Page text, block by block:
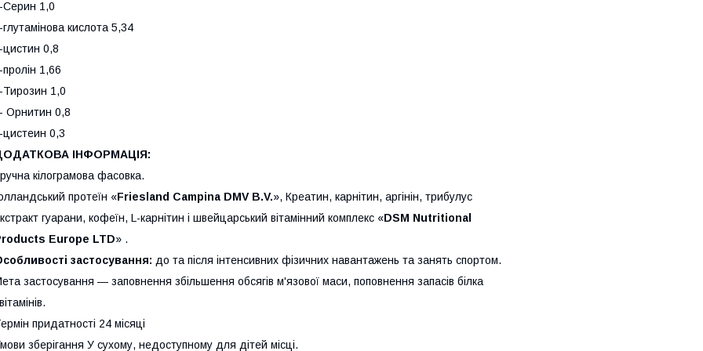
Серин 1,0
глутамінова кислота 5,34
цистин 0,8
пролін 1,66
Тирозин 1,0
Орнитин 0,8
цистеин 0,3
ІНФОРМАЦІЯ:
кілограмова фасовка.
протеїн «Friesland Campina DMV B.V.», Креатин, карнітин, аргінін, трибулус
гуарани, кофеїн, L-карнітин і швейцарський вітамінний комплекс «DSM Nutritional
Europe LTD» .
застосування: до та після інтенсивних фізичних навантажень та занять спортом.
застосування — заповнення збільшення обсягів м'язової маси, поповнення запасів білка
придатності 24 місяці
зберігання У сухому, недоступному для дітей місці.